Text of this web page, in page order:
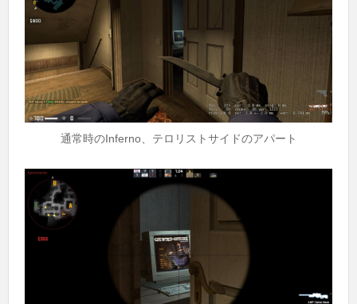
通常時のInferno、テロリストサイドのアパート